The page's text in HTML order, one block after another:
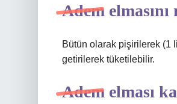
Adem
Bütün olarak pişirilerek (1
getirilerek tüketilebilir.
Adem elması